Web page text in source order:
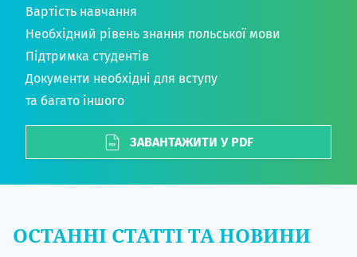
Вартість навчання
Необхідний рівень знання польської мови
Підтримка студентів
Документи необхідні для вступу
та багато іншого
ЗАВАНТАЖИТИ У PDF
ОСТАННІ СТАТТІ ТА НОВИНИ